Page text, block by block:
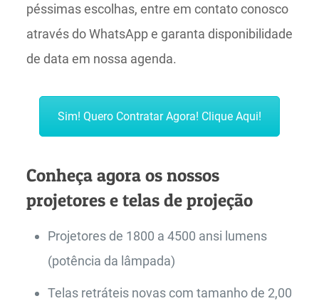
péssimas escolhas, entre em contato conosco
através do WhatsApp e garanta disponibilidade
de data em nossa agenda.
Sim! Quero Contratar Agora! Clique Aqui!
Conheça agora os nossos
projetores e telas de projeção
Projetores de 1800 a 4500 ansi lumens
(potência da lâmpada)
Telas retráteis novas com tamanho de 2,00